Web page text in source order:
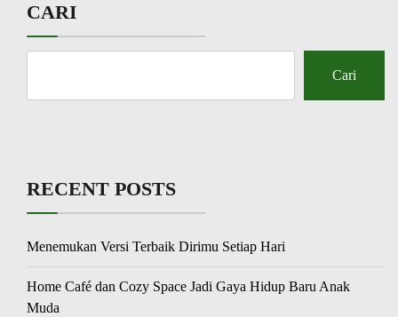
CARI
Cari
RECENT POSTS
Menemukan Versi Terbaik Dirimu Setiap Hari
Home Café dan Cozy Space Jadi Gaya Hidup Baru Anak
Muda